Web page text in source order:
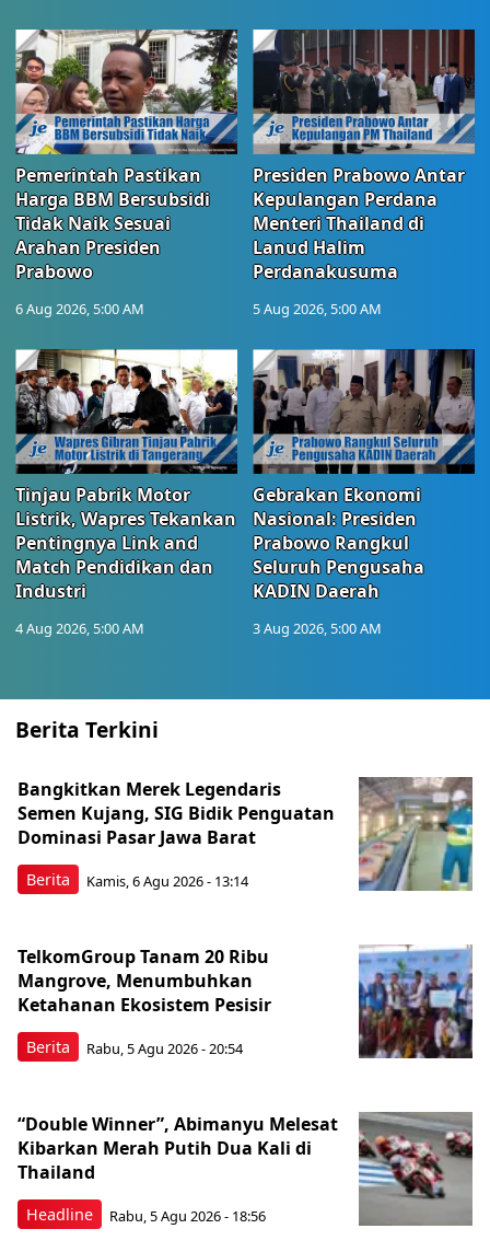
Pemerintah Pastikan
Harga BBM Bersubsidi
Tidak Naik Sesuai
Arahan Presiden
Prabowo
6 Aug 2026, 5:00 AM
Presiden Prabowo Antar
Kepulangan Perdana
Menteri Thailand di
Lanud Halim
Perdanakusuma
5 Aug 2026, 5:00 AM
Tinjau Pabrik Motor
Listrik, Wapres Tekankan
Pentingnya Link and
Match Pendidikan dan
Industri
4 Aug 2026, 5:00 AM
Gebrakan Ekonomi
Nasional: Presiden
Prabowo Rangkul
Seluruh Pengusaha
KADIN Daerah
3 Aug 2026, 5:00 AM
Berita Terkini
Berita
Bangkitkan Merek Legendaris
Semen Kujang, SIG Bidik Penguatan
Dominasi Pasar Jawa Barat
Kamis, 6 Agu 2026 - 13:14
Berita
TelkomGroup Tanam 20 Ribu
Mangrove, Menumbuhkan
Ketahanan Ekosistem Pesisir
Rabu, 5 Agu 2026 - 20:54
Headline
“Double Winner”, Abimanyu Melesat
Kibarkan Merah Putih Dua Kali di
Thailand
Rabu, 5 Agu 2026 - 18:56